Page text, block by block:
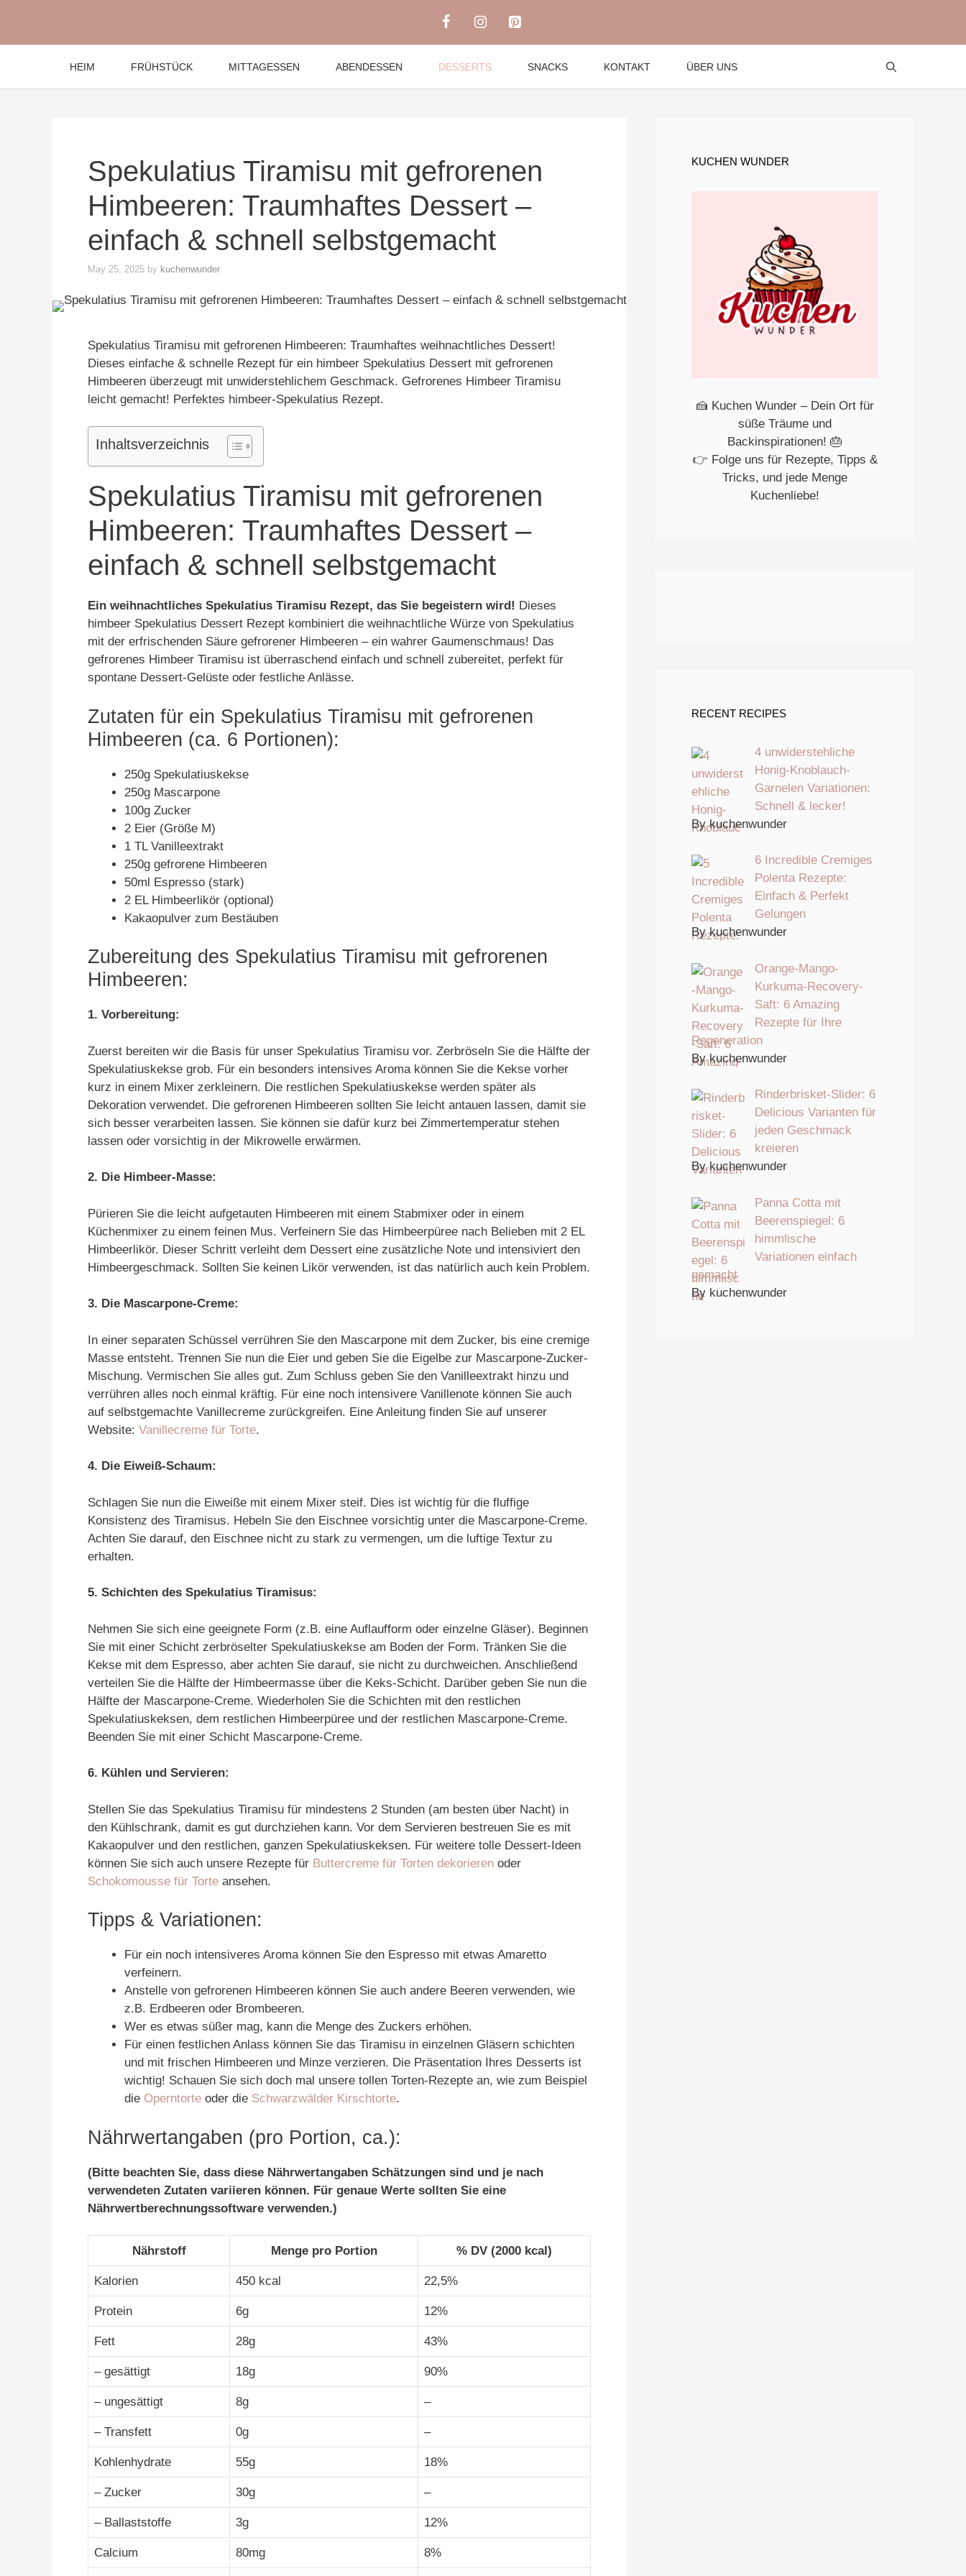
content
HEIM FRÜHSTÜCK MITTAGESSEN ABENDESSEN DESSERTS SNACKS KONTAKT ÜBER UNS
Spekulatius Tiramisu mit gefrorenen
Himbeeren: Traumhaftes Dessert –
einfach & schnell selbstgemacht
May 25, 2025 by kuchenwunder
Spekulatius Tiramisu mit gefrorenen Himbeeren: Traumhaftes weihnachtliches Dessert!
Dieses einfache & schnelle Rezept für ein himbeer Spekulatius Dessert mit gefrorenen
Himbeeren überzeugt mit unwiderstehlichem Geschmack. Gefrorenes Himbeer Tiramisu
leicht gemacht! Perfektes himbeer-Spekulatius Rezept.
Inhaltsverzeichnis
Spekulatius Tiramisu mit gefrorenen
Himbeeren: Traumhaftes Dessert –
einfach & schnell selbstgemacht
Ein weihnachtliches Spekulatius Tiramisu Rezept, das Sie begeistern wird! Dieses
himbeer Spekulatius Dessert Rezept kombiniert die weihnachtliche Würze von Spekulatius
mit der erfrischenden Säure gefrorener Himbeeren – ein wahrer Gaumenschmaus! Das
gefrorenes Himbeer Tiramisu ist überraschend einfach und schnell zubereitet, perfekt für
spontane Dessert-Gelüste oder festliche Anlässe.
Zutaten für ein Spekulatius Tiramisu mit gefrorenen
Himbeeren (ca. 6 Portionen):
250g Spekulatiuskekse
250g Mascarpone
100g Zucker
2 Eier (Größe M)
1 TL Vanilleextrakt
250g gefrorene Himbeeren
50ml Espresso (stark)
2 EL Himbeerlikör (optional)
Kakaopulver zum Bestäuben
Zubereitung des Spekulatius Tiramisu mit gefrorenen
Himbeeren:
1. Vorbereitung:
Zuerst bereiten wir die Basis für unser Spekulatius Tiramisu vor. Zerbröseln Sie die Hälfte der
Spekulatiuskekse grob. Für ein besonders intensives Aroma können Sie die Kekse vorher
kurz in einem Mixer zerkleinern. Die restlichen Spekulatiuskekse werden später als
Dekoration verwendet. Die gefrorenen Himbeeren sollten Sie leicht antauen lassen, damit sie
sich besser verarbeiten lassen. Sie können sie dafür kurz bei Zimmertemperatur stehen
lassen oder vorsichtig in der Mikrowelle erwärmen.
2. Die Himbeer-Masse:
Pürieren Sie die leicht aufgetauten Himbeeren mit einem Stabmixer oder in einem
Küchenmixer zu einem feinen Mus. Verfeinern Sie das Himbeerpüree nach Belieben mit 2 EL
Himbeerlikör. Dieser Schritt verleiht dem Dessert eine zusätzliche Note und intensiviert den
Himbeergeschmack. Sollten Sie keinen Likör verwenden, ist das natürlich auch kein Problem.
3. Die Mascarpone-Creme:
In einer separaten Schüssel verrühren Sie den Mascarpone mit dem Zucker, bis eine cremige
Masse entsteht. Trennen Sie nun die Eier und geben Sie die Eigelbe zur Mascarpone-Zucker-
Mischung. Vermischen Sie alles gut. Zum Schluss geben Sie den Vanilleextrakt hinzu und
verrühren alles noch einmal kräftig. Für eine noch intensivere Vanillenote können Sie auch
auf selbstgemachte Vanillecreme zurückgreifen. Eine Anleitung finden Sie auf unserer
Website: Vanillecreme für Torte.
4. Die Eiweiß-Schaum:
Schlagen Sie nun die Eiweiße mit einem Mixer steif. Dies ist wichtig für die fluffige
Konsistenz des Tiramisus. Hebeln Sie den Eischnee vorsichtig unter die Mascarpone-Creme.
Achten Sie darauf, den Eischnee nicht zu stark zu vermengen, um die luftige Textur zu
erhalten.
5. Schichten des Spekulatius Tiramisus:
Nehmen Sie sich eine geeignete Form (z.B. eine Auflaufform oder einzelne Gläser). Beginnen
Sie mit einer Schicht zerbröselter Spekulatiuskekse am Boden der Form. Tränken Sie die
Kekse mit dem Espresso, aber achten Sie darauf, sie nicht zu durchweichen. Anschließend
verteilen Sie die Hälfte der Himbeermasse über die Keks-Schicht. Darüber geben Sie nun die
Hälfte der Mascarpone-Creme. Wiederholen Sie die Schichten mit den restlichen
Spekulatiuskeksen, dem restlichen Himbeerpüree und der restlichen Mascarpone-Creme.
Beenden Sie mit einer Schicht Mascarpone-Creme.
6. Kühlen und Servieren:
Stellen Sie das Spekulatius Tiramisu für mindestens 2 Stunden (am besten über Nacht) in
den Kühlschrank, damit es gut durchziehen kann. Vor dem Servieren bestreuen Sie es mit
Kakaopulver und den restlichen, ganzen Spekulatiuskeksen. Für weitere tolle Dessert-Ideen
können Sie sich auch unsere Rezepte für Buttercreme für Torten dekorieren oder
Schokomousse für Torte ansehen.
Tipps & Variationen:
Für ein noch intensiveres Aroma können Sie den Espresso mit etwas Amaretto
verfeinern.
Anstelle von gefrorenen Himbeeren können Sie auch andere Beeren verwenden, wie
z.B. Erdbeeren oder Brombeeren.
Wer es etwas süßer mag, kann die Menge des Zuckers erhöhen.
Für einen festlichen Anlass können Sie das Tiramisu in einzelnen Gläsern schichten
und mit frischen Himbeeren und Minze verzieren. Die Präsentation Ihres Desserts ist
wichtig! Schauen Sie sich doch mal unsere tollen Torten-Rezepte an, wie zum Beispiel
die Operntorte oder die Schwarzwälder Kirschtorte.
Nährwertangaben (pro Portion, ca.):
(Bitte beachten Sie, dass diese Nährwertangaben Schätzungen sind und je nach
verwendeten Zutaten variieren können. Für genaue Werte sollten Sie eine
Nährwertberechnungssoftware verwenden.)
Nährstoff Menge pro Portion % DV (2000 kcal)
Kalorien 450 kcal 22,5%
Protein 6g 12%
Fett 28g 43%
– gesättigt 18g 90%
– ungesättigt 8g –
– Transfett 0g –
Kohlenhydrate 55g 18%
– Zucker 30g –
– Ballaststoffe 3g 12%
Calcium 80mg 8%
KUCHEN WUNDER
🍰 Kuchen Wunder – Dein Ort für
süße Träume und
Backinspirationen! 🎂
👉 Folge uns für Rezepte, Tipps &
Tricks, und jede Menge
Kuchenliebe!
RECENT RECIPES
4 unwiderstehliche
Honig-Knoblauch-
Garnelen Variationen:
Schnell & lecker!
By kuchenwunder
6 Incredible Cremiges
Polenta Rezepte:
Einfach & Perfekt
Gelungen
By kuchenwunder
Orange-Mango-
Kurkuma-Recovery-
Saft: 6 Amazing
Rezepte für Ihre
Regeneration
By kuchenwunder
Rinderbrisket-Slider: 6
Delicious Varianten für
jeden Geschmack
kreieren
By kuchenwunder
Panna Cotta mit
Beerenspiegel: 6
himmlische
Variationen einfach
gemacht
By kuchenwunder